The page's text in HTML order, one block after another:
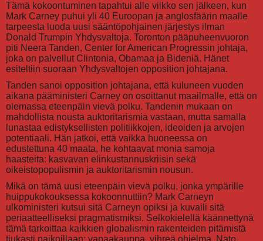
Tämä kokoontuminen tapahtui alle viikko sen jälkeen, kun
Mark Carney puhui yli 40 Euroopan ja anglosfäärin maalle
tarpeesta luoda uusi sääntöpohjainen järjestys ilman
Donald Trumpin Yhdysvaltoja. Toronton pääpuheenvuoron
piti Neera Tanden, Center for American Progressin johtaja,
joka on palvellut Clintonia, Obamaa ja Bideniä. Hänet
esiteltiin suoraan Yhdysvaltojen opposition johtajana.
Tanden sanoi opposition johtajana, että kuluneen vuoden
aikana pääministeri Carney on osoittanut maailmalle, että on
olemassa eteenpäin vievä polku. Tandenin mukaan on
mahdollista nousta auktoritarismia vastaan, mutta samalla
lunastaa edistyksellisten politiikkojen, ideoiden ja arvojen
potentiaali. Hän jatkoi, että vaikka huoneessa on
edustettuna 40 maata, he kohtaavat monia samoja
haasteita: kasvavan elinkustannuskriisin sekä
oikeistopopulismin ja auktoritarismin nousun.
Mikä on tämä uusi eteenpäin vievä polku, jonka ympärille
huippukokouksessa kokoonnuttiin? Mark Carneyn
ulkoministeri kutsui sitä Carneyn opiksi ja kuvaili sitä
periaatteelliseksi pragmatismiksi. Selkokielellä käännettynä
tämä tarkoittaa kaikkien globalismin rakenteiden pitämistä